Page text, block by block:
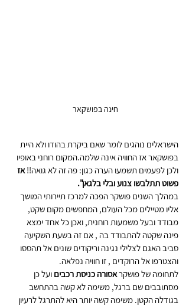
חינה בפושקאר
הישראלים נוהגים לומר שאם ביקרת בהודו ולא היית
בפושקאר אז החוויה אינה שלמה.המקום רוחני באופיו
ולכן לפעמים תשמעו הערה כגון: פה זה לא גואה!! אז
פשוט תתלבשו צנוע ובלי בלגאן".
במהלך השנים פושקר הפכה למרכז תיירותי המושך
אליו מטיילים מכל העולם, המחפשים מקום שקט,
מבודד ובעל משמעות רוחנית, ואכן כל אחד ימצא
פינה שקטה להתבודד בה , אם זה בשעת השקיעה
סביב האגם לצלילי נגינה וריקודים שונים אל תהססו
והצטרפו אל הרוקדים , זו חוויה נפלאה.
לתחומה של פושקר אסורה כניסת רכבים ועל כן
מסתובבים שם ברגל, משימה לא קשה בהתחשב
בגודלה הקטן. משימה קשה יותר היא להתרגל לרעיון